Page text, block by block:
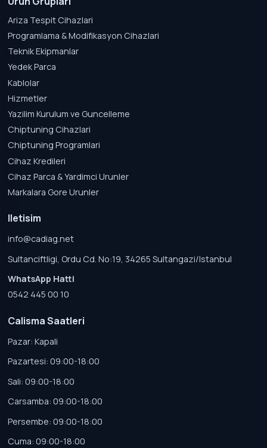
Ariza Tespit Cihazlari
Programlama & Modifikasyon Cihazlari
Teknik Ekipmanlar
Yedek Parca
Kablolar
Hizmetler
Yazilim Kurulum ve Guncelleme
Chiptuning Cihazlari
Chiptuning Programlari
Cihaz Kredileri
Cihaz Parca & Yardimci Urunler
Markalara Gore Urunler
Iletisim
info@cadiag.net
Sultanciftligi, Ordu Cd. No:19, 34265 Sultangazi/Istanbul
WhatsApp Hatti
0542 445 00 10
Calisma Saatleri
Pazar: Kapali
Pazartesi: 09:00-18:00
Sali: 09:00-18:00
Carsamba: 09:00-18:00
Persembe: 09:00-18:00
Cuma: 09:00-18:00